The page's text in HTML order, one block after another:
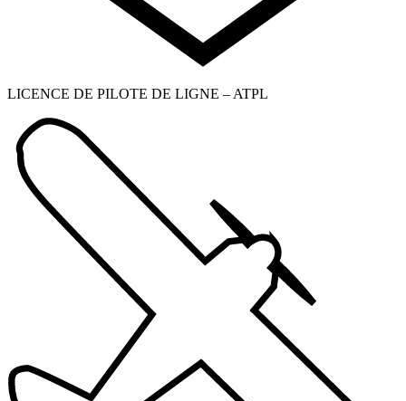
LICENCE DE PILOTE DE LIGNE – ATPL